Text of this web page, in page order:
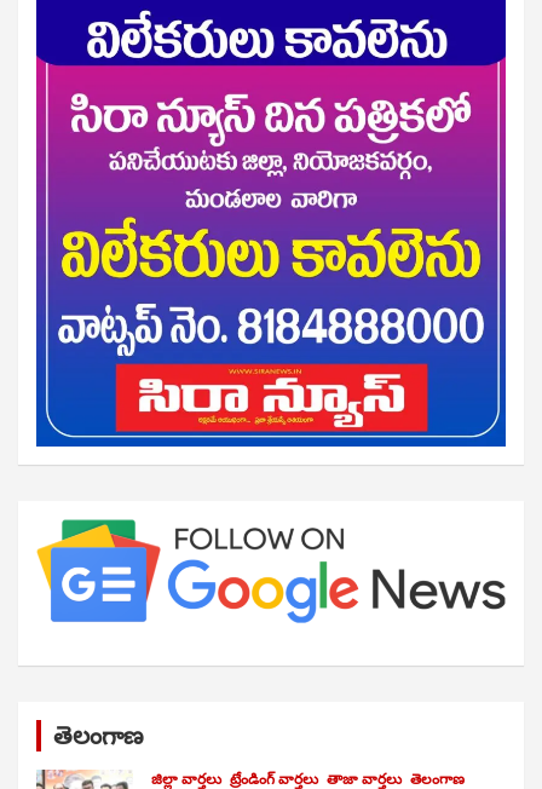
తెలంగాణ
జిల్లా వార్తలు ట్రేండింగ్ వార్తలు తాజా వార్తలు తెలంగాణ